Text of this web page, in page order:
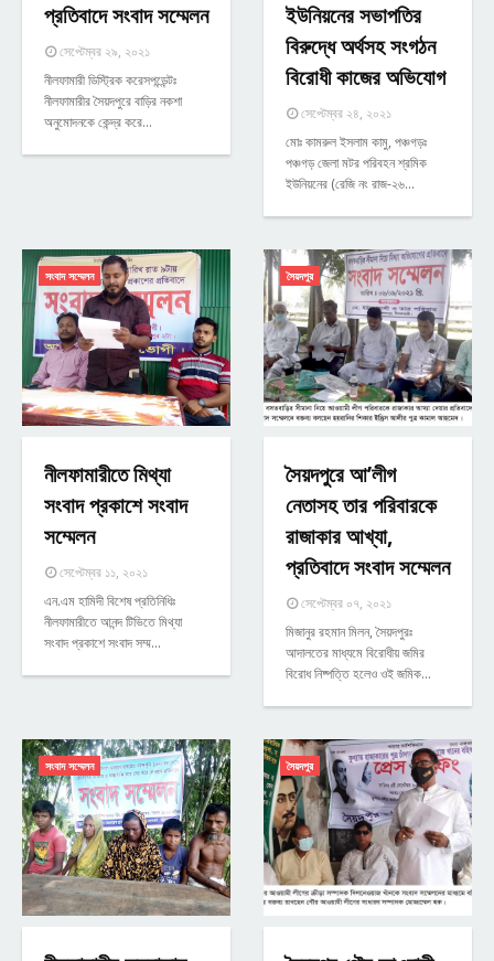
প্রতিবাদে সংবাদ সম্মেলন
সেপ্টেম্বর ২৯, ২০২১
নীলফামারী ডিস্ট্রিক করেসপন্ডেন্টঃ
নীলফামারীর সৈয়দপুরে বাড়ির নকশা
অনুমোদনকে কেন্দ্র করে…
ইউনিয়নের সভাপতির
বিরুদ্ধে অর্থসহ সংগঠন
বিরোধী কাজের অভিযোগ
সেপ্টেম্বর ২৪, ২০২১
মোঃ কামরুল ইসলাম কামু, পঞ্চগড়ঃ
পঞ্চগড় জেলা মটর পরিবহন শ্রমিক
ইউনিয়নের (রেজি নং রাজ-২৬…
সংবাদ সম্মেলন
নীলফামারীতে মিথ্যা
সংবাদ প্রকাশে সংবাদ
সম্মেলন
সেপ্টেম্বর ১১, ২০২১
এন.এম হামিদী বিশেষ প্রতিনিধিঃ
নীলফামারীতে আনন্দ টিভিতে মিথ্যা
সংবাদ প্রকাশে সংবাদ সম্ম…
সৈয়দপুর
সৈয়দপুরে আ’লীগ
নেতাসহ তার পরিবারকে
রাজাকার আখ্যা,
প্রতিবাদে সংবাদ সম্মেলন
সেপ্টেম্বর ০৭, ২০২১
মিজানুর রহমান মিলন, সৈয়দপুরঃ
আদালতের মাধ্যমে বিরোধীয় জমির
বিরোধ নিষ্পত্তি হলেও ওই জমিক…
সংবাদ সম্মেলন সৈয়দপুর